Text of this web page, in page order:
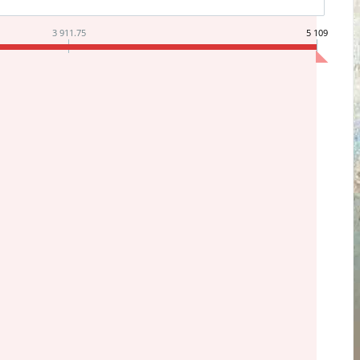
3 911.75 5 109